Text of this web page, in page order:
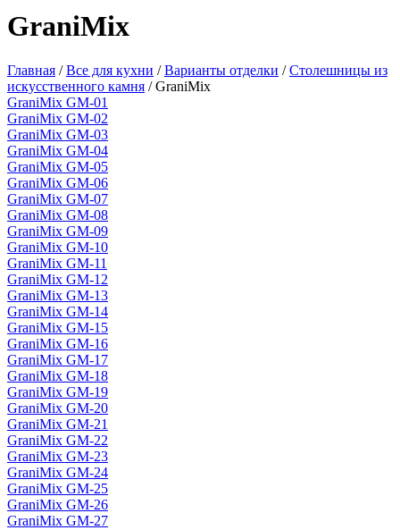
GraniMix
Главная /Все для кухни /Варианты отделки /Столешницы из
искусственного камня /GraniMix
GraniMix GM-01
GraniMix GM-02
GraniMix GM-03
GraniMix GM-04
GraniMix GM-05
GraniMix GM-06
GraniMix GM-07
GraniMix GM-08
GraniMix GM-09
GraniMix GM-10
GraniMix GM-11
GraniMix GM-12
GraniMix GM-13
GraniMix GM-14
GraniMix GM-15
GraniMix GM-16
GraniMix GM-17
GraniMix GM-18
GraniMix GM-19
GraniMix GM-20
GraniMix GM-21
GraniMix GM-22
GraniMix GM-23
GraniMix GM-24
GraniMix GM-25
GraniMix GM-26
GraniMix GM-27